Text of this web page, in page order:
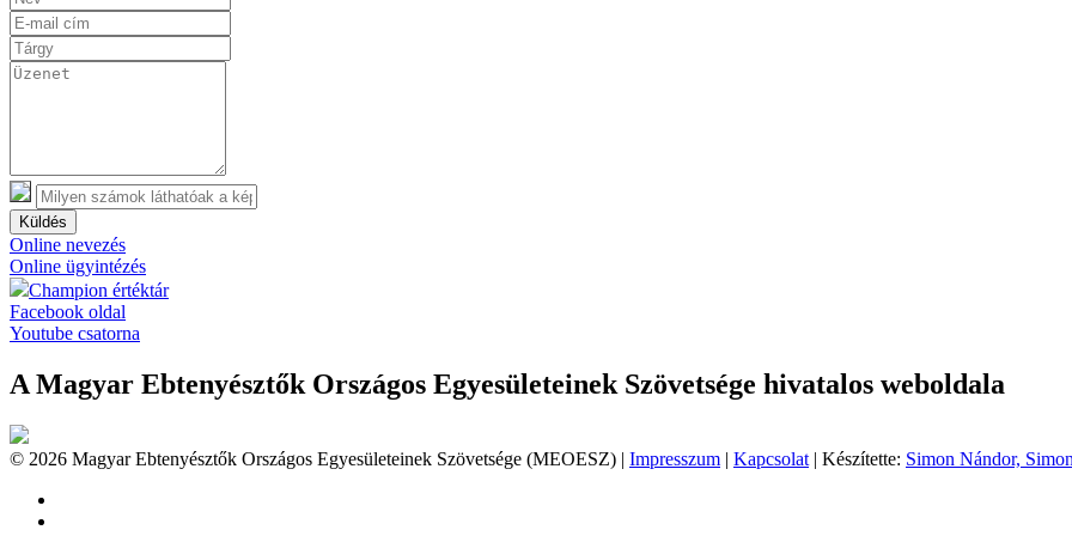
Küldés
Online nevezés
Online ügyintézés
Champion értéktár
Facebook oldal
Youtube csatorna
A Magyar Ebtenyésztők Országos Egyesületeinek Szövetsége hivatalos weboldala
© 2026 Magyar Ebtenyésztők Országos Egyesületeinek Szövetsége (MEOESZ) | Impresszum | Kapcsolat | Készítette: Simon Nándor,